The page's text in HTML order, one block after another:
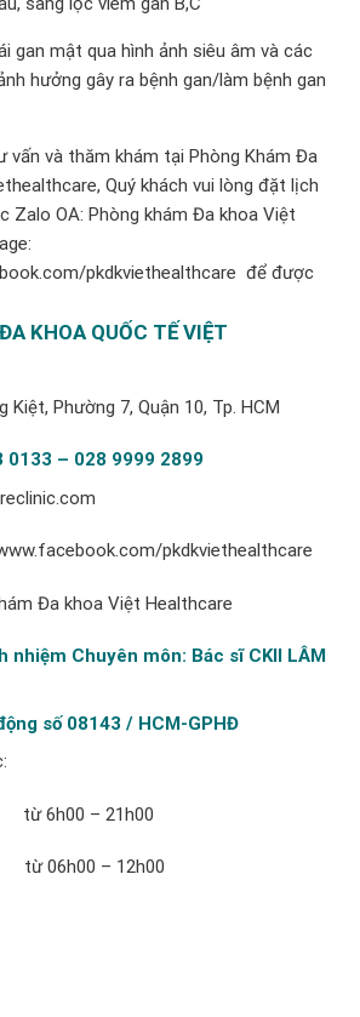
gan mật qua hình ảnh siêu âm và các
hưởng gây ra bệnh gan/làm bệnh gan
vấn và thăm khám tại Phòng Khám Đa
Quý khách vui lòng đặt lịch
Zalo OA: Phòng khám Đa khoa Việt
pkdkviethealthcare để được
KHOA QUỐC TẾ VIỆT
Kiệt, Phường 7, Quận 10, Tp. HCM
0133 – 028 9999 2899
pkdkviethealthcare
Đa khoa Việt Healthcare
nhiệm Chuyên môn: Bác sĩ CKII LÂM
số 08143 / HCM-GPHĐ
từ 6h00 – 21h00
– 12h00